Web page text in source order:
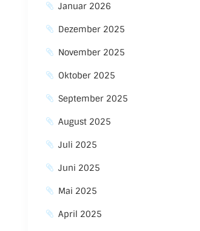
Januar 2026
Dezember 2025
November 2025
Oktober 2025
September 2025
August 2025
Juli 2025
Juni 2025
Mai 2025
April 2025